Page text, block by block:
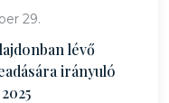
29.
lévő
irányuló